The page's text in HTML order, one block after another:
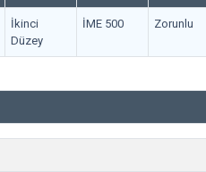
İkinci
Düzey
İME 500 Zorunlu